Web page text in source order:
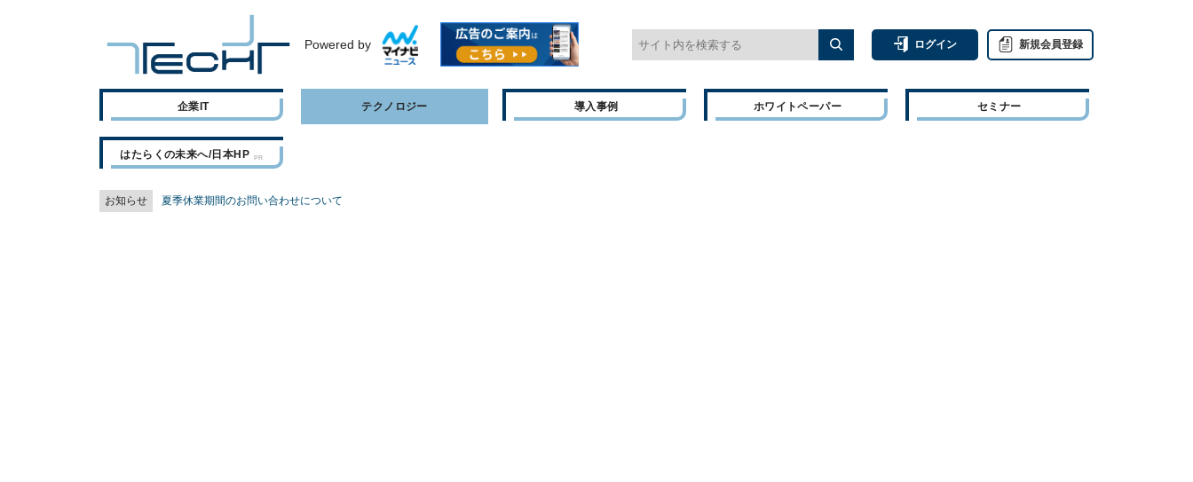
Powered by ログイン 新規会員登録
企業IT テクノロジー 導入事例 ホワイトペーパー セミナー
はたらくの未来へ/日本HP
お知らせ 夏季休業期間のお問い合わせについて